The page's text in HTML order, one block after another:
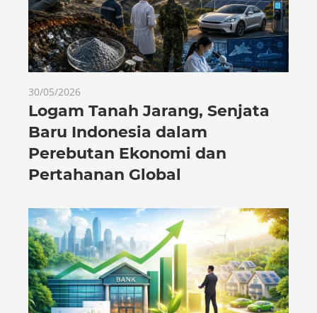
30/05/2026
Logam Tanah Jarang, Senjata
Baru Indonesia dalam
Perebutan Ekonomi dan
Pertahanan Global